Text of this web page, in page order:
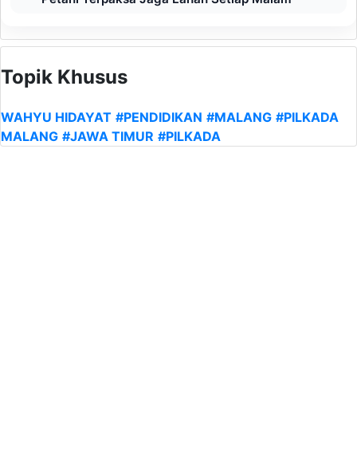
Topik Khusus
WAHYU HIDAYAT #PENDIDIKAN #MALANG #PILKADA
MALANG #JAWA TIMUR #PILKADA